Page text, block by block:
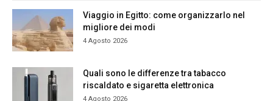
Viaggio in Egitto: come organizzarlo nel
migliore dei modi
4 Agosto 2026
Quali sono le differenze tra tabacco
riscaldato e sigaretta elettronica
4 Agosto 2026